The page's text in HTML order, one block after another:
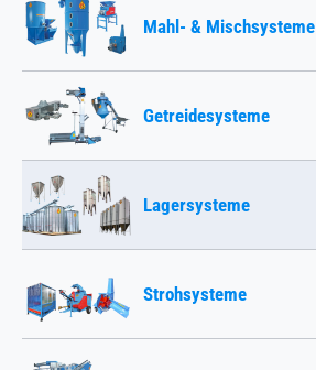
Mahl- & Mischsysteme
Getreidesysteme
Lagersysteme
Strohsysteme